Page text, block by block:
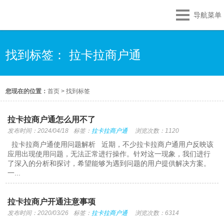
导航菜单
找到标签： 拉卡拉商户通
您现在的位置：首页 >找到标签
拉卡拉商户通怎么用不了
发布时间：2024/04/18 标签： 拉卡拉商户通 浏览次数：1120
拉卡拉商户通使用问题解析 近期，不少拉卡拉商户通用户反映该
应用出现使用问题，无法正常进行操作。针对这一现象，我们进行
了深入的分析和探讨，希望能够为遇到问题的用户提供解决方案。
一...
拉卡拉商户开通注意事项
发布时间：2020/03/26 标签： 拉卡拉商户通 浏览次数：6314